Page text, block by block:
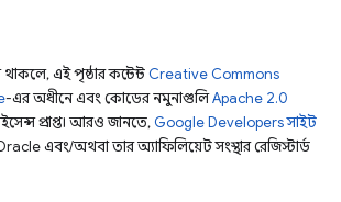
এই পৃষ্ঠার কন্টেন্ট Creative Commons
-এর অধীনে এবং কোডের নমুনাগুলিApache 2.0
প্রাপ্ত। আরও জানতে, Google Developers সাইট
এবং/অথবা তার অ্যাফিলিয়েট সংস্থার রেজিস্টার্ড